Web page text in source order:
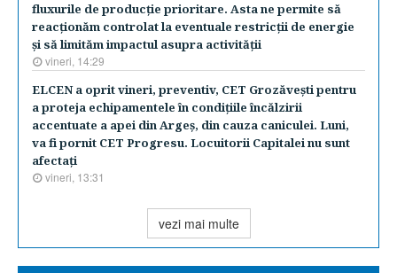
fluxurile de producţie prioritare. Asta ne permite să
reacţionăm controlat la eventuale restricţii de energie
şi să limităm impactul asupra activităţii
vineri, 14:29
ELCEN a oprit vineri, preventiv, CET Grozăveşti pentru
a proteja echipamentele în condiţiile încălzirii
accentuate a apei din Argeş, din cauza caniculei. Luni,
va fi pornit CET Progresu. Locuitorii Capitalei nu sunt
afectaţi
vineri, 13:31
vezi mai multe